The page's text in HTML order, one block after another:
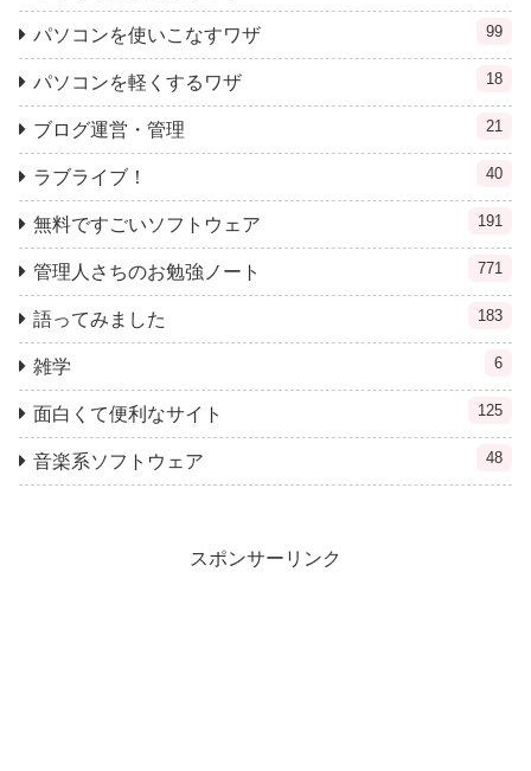
パソコンを使いこなすワザ 99
パソコンを軽くするワザ 18
ブログ運営・管理 21
ラブライブ！ 40
無料ですごいソフトウェア 191
管理人さちのお勉強ノート 771
語ってみました 183
雑学 6
面白くて便利なサイト 125
音楽系ソフトウェア 48
スポンサーリンク